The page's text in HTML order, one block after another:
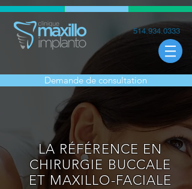
514.934.0333
Demande de consultation
LA RÉFÉRENCE EN
CHIRURGIE BUCCALE
ET MAXILLO-FACIALE